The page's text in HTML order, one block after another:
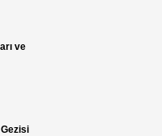
ve
Gezisi